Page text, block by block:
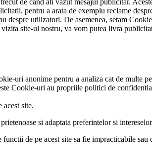
de cand ati vazut mesajul publicitar.
pentru a arata de exemplu reclame
despre utilizatori. De asemenea, setam
site-ul nostru, va vom putea livra
uri anonime pentru a analiza cat de multe
Cookie-uri au propriile politici de
site.
si adaptata preferintelor si
de pe acest site sa fie impracticabile